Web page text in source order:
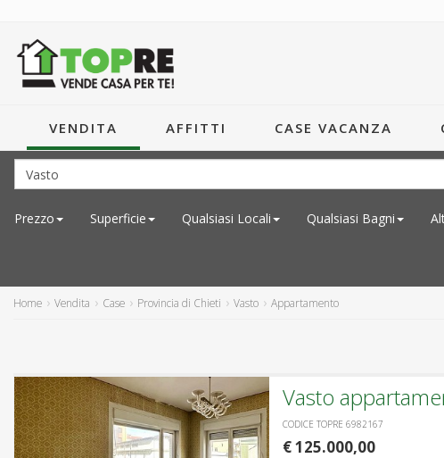
VENDITA AFFITTI CASE VACANZA
Prezzo Superficie Qualsiasi Locali Qualsiasi Bagni
Home Vendita Case Provincia di Chieti Vasto Appartamento
Vasto
CODICE TOPRE 6982167
€ 125.000,00